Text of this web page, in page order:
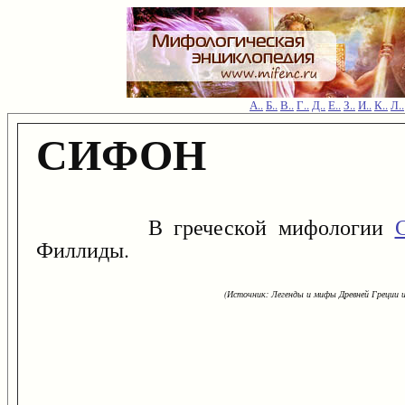
А..Б..В..Г..Д..Е..З..И..К..Л..
СИФОН
В греческой мифологии
Филлиды.
(Источник: Легенды и мифы Древней